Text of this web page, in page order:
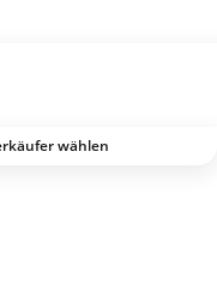
wählen